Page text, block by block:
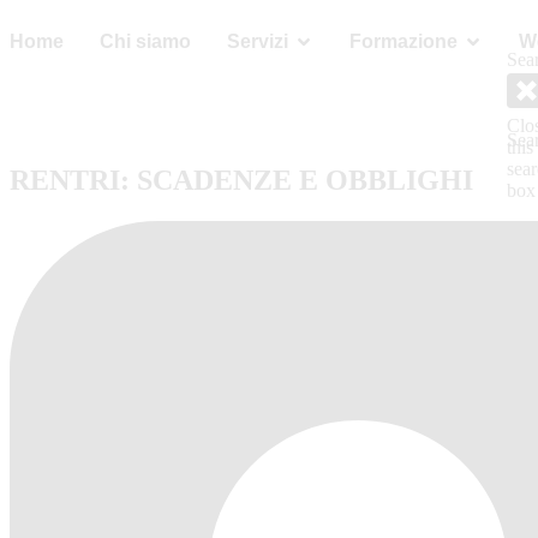
Home Chi siamo Servizi Formazione
this
box
RENTRI: SCADENZE E OBBLIGHI